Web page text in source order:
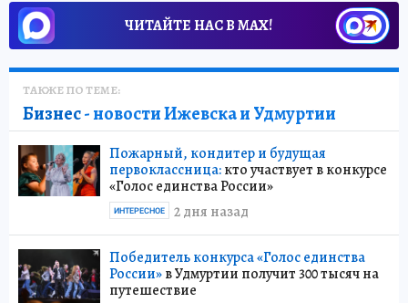
ЧИТАЙТЕ НАС В МАХ!
ТАКЖЕ ПО ТЕМЕ:
Бизнес- новости Ижевска и Удмуртии
Пожарный, кондитер и будущая
первоклассница:кто участвует в конкурсе
«Голос единства России»
2 дня назад
ИНТЕРЕСНОЕ
Победитель конкурса «Голос единства
России»в Удмуртии получит 300 тысяч на
путешествие